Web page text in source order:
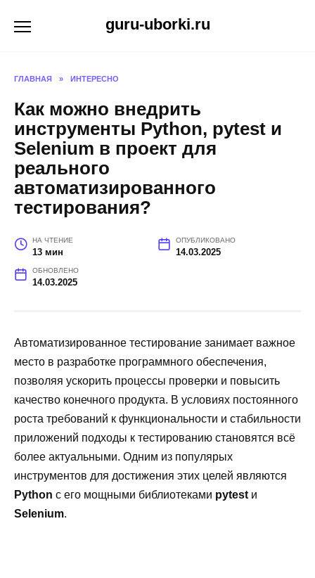
guru-uborki.ru
ГЛАВНАЯ » ИНТЕРЕСНО
Как можно внедрить
инструменты Python, pytest и
Selenium в проект для
реального
автоматизированного
тестирования?
НА ЧТЕНИЕ
13 мин
ОПУБЛИКОВАНО
14.03.2025
ОБНОВЛЕНО
14.03.2025
Автоматизированное тестирование занимает важное
место в разработке программного обеспечения,
позволяя ускорить процессы проверки и повысить
качество конечного продукта. В условиях постоянного
роста требований к функциональности и стабильности
приложений подходы к тестированию становятся всё
более актуальными. Одним из популярых
инструментов для достижения этих целей являются
Python с его мощными библиотеками pytest и
Selenium.